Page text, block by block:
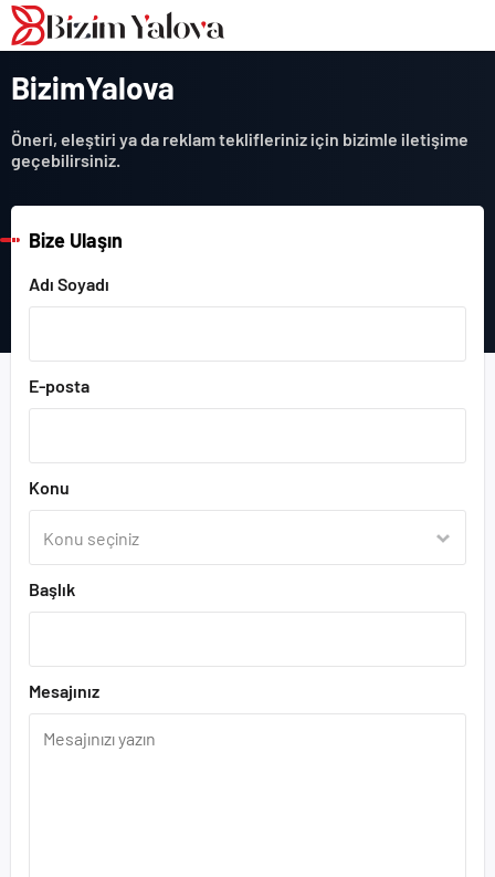
romabet
romabet
romabet
deneme
bonusu
veren
siteler
BizimYalova
Öneri, eleştiri ya da reklam teklifleriniz için bizimle iletişime
geçebilirsiniz.
Bize Ulaşın
Adı Soyadı
E-posta
Konu
Başlık
Mesajınız